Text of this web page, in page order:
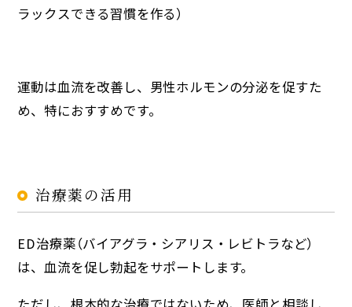
ラックスできる習慣を作る）
運動は血流を改善し、男性ホルモンの分泌を促すた
め、特におすすめです。
治療薬の活用
ED治療薬（バイアグラ・シアリス・レビトラなど）
は、血流を促し勃起をサポートします。